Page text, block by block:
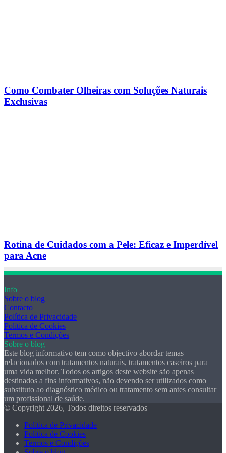
Como Combater Olheiras com Soluções Naturais
Exclusivas
Rotina de Cuidados com a Pele: Eficaz e Imperdível
para Acne
Info
Sobre o blog
Contacto
Política de Privacidade
Política de Cookies
Termos e Condições
Sobre o blog
Este blog informativo tem como objectivo abordar temas
relacionados com tratamentos naturais, tratamentos caseiros para
uma vida melhor. Todos os artigos deste website são apenas
destinados a fins informativos, não devendo ser utilizados como
substituto ao diagnóstico médico ou tratamento sem antes consultar
um profissional de saúde.
© Copyright 2026, Todos direitos reservados |
Política de Privacidade
Política de Cookies
Termos e Condições